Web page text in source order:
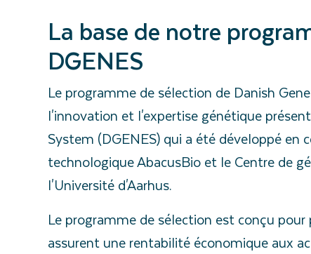
La base de notre
DGENES
Le programme de sélection de Danish
l'innovation et l'expertise génétique
System (DGENES) qui a été développé
technologique AbacusBio et le Centre de
l'Université d'Aarhus.
Le programme de sélection est conçu
assurent une rentabilité économique aux